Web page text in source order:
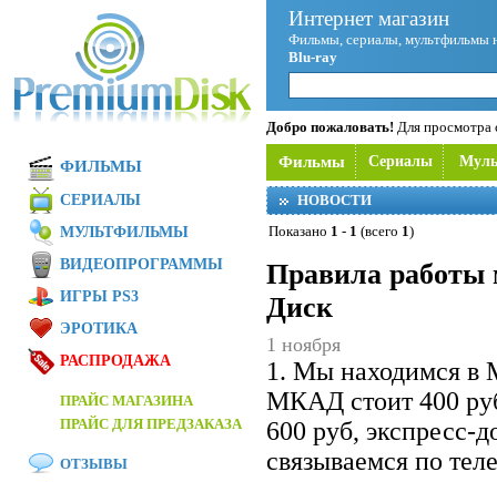
Интернет магазин
Фильмы, сериалы, мультфильмы
Blu-ray
Добро пожаловать! Для просмотра
Фильмы Сериалы
НОВОСТИ
Показано 1 - 1 (всего 1)
Правила работы
Диск
1 ноября
1. Мы находимся в
МКАД стоит 400
600 руб, экспресс-
связываемся по
ФИЛЬМЫ
СЕРИАЛЫ
МУЛЬТФИЛЬМЫ
ВИДЕОПРОГРАММЫ
ИГРЫ PS3
ЭРОТИКА
РАСПРОДАЖА
ПРАЙС МАГАЗИНА
ПРАЙС ДЛЯ ПРЕДЗАКАЗА
ОТЗЫВЫ